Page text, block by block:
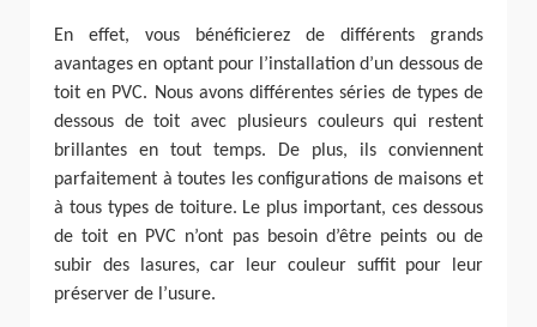
En effet, vous bénéficierez de différents grands
avantages en optant pour l’installation d’un dessous de
toit en PVC. Nous avons différentes séries de types de
dessous de toit avec plusieurs couleurs qui restent
brillantes en tout temps. De plus, ils conviennent
parfaitement à toutes les configurations de maisons et
à tous types de toiture. Le plus important, ces dessous
de toit en PVC n’ont pas besoin d’être peints ou de
subir des lasures, car leur couleur suffit pour leur
préserver de l’usure.